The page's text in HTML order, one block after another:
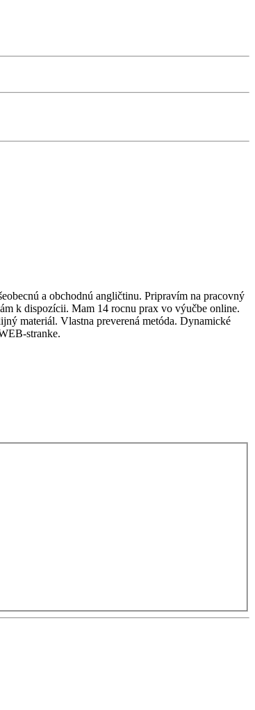
a obchodnú angličtinu. Pripravím na pracovný
k dispozícii. Mam 14 rocnu prax vo výučbe online.
materiál. Vlastna preverená metóda. Dynamické
stranke.